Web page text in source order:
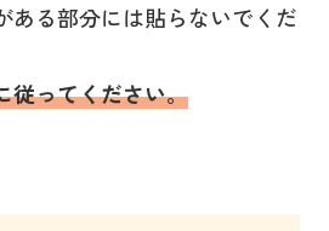
ある部分には貼らないでくだ
従ってください。